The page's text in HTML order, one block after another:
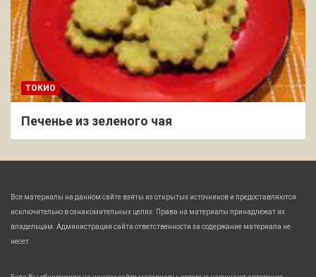
ТОКИО
Печенье из зеленого чая
Все материалы на данном сайте взяты из открытых источников и предоставляются
исключительно в ознакомительных целях. Права на материалы принадлежат их
владельцам. Администрация сайта ответственности за содержание материала не
несет.